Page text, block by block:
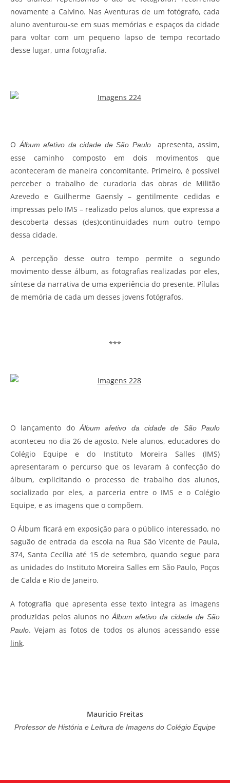
novamente a Calvino. Nas Aventuras de um fotógrafo, cada
aluno aventurou-se em suas memórias e espaços da cidade
para voltar com um pequeno lapso de tempo recortado
desse lugar, uma fotografia.
O Álbum afetivo da cidade de São Paulo
apresenta, assim,
esse caminho composto em dois movimentos que
aconteceram de maneira concomitante. Primeiro, é possível
perceber o trabalho de curadoria das obras de Militão
Azevedo e Guilherme Gaensly – gentilmente cedidas e
impressas pelo IMS – realizado pelos alunos, que expressa a
descoberta dessas (des)continuidades num outro tempo
dessa cidade.
A percepção desse outro tempo permite o segundo
movimento desse álbum, as fotografias realizadas por eles,
síntese da narrativa de uma experiência do presente. Pílulas
de memória de cada um desses jovens fotógrafos.
***
O lançamento do Álbum afetivo da cidade de São Paulo
aconteceu no dia 26 de agosto. Nele alunos, educadores do
Colégio Equipe e do Instituto Moreira Salles (IMS)
apresentaram o percurso que os levaram à confecção do
álbum, explicitando o processo de trabalho dos alunos,
socializado por eles, a parceria entre o IMS e o Colégio
Equipe, e as imagens que o compõem.
O Álbum ficará em exposição para o público interessado, no
saguão de entrada da escola na Rua São Vicente de Paula,
374, Santa Cecília até 15 de setembro, quando segue para
as unidades do Instituto Moreira Salles em São Paulo, Poços
de Calda e Rio de Janeiro.
A fotografia que apresenta esse texto integra as imagens
produzidas pelos alunos noÁlbum afetivo da cidade de São
Paulo. Vejam as fotos de todos os alunos acessando esse
link.
Mauricio Freitas
Professor de História e Leitura de Imagens do Colégio Equipe